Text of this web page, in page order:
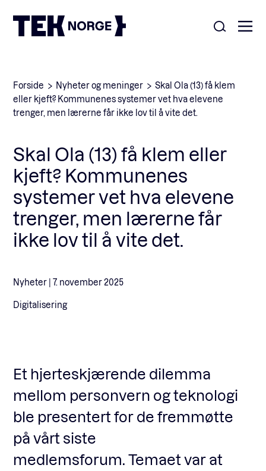
Om oss
Medlemskap
Møteplasser
Kontakt
English
POPULÆRE SØK:
Våre viktigste saker
Medlemskap
Fagforum
Standardavtaler
Nyheter og meninger
Forside Nyheter og meninger
Skal Ola (13) få klem
eller kjeft? Kommunenes systemer vet hva elevene
trenger, men lærerne får ikke lov til å vite det.
Skal Ola (13) få klem eller
kjeft? Kommunenes
systemer vet hva elevene
trenger, men lærerne får
ikke lov til å vite det.
Nyheter | 7. november 2025
Digitalisering
Et hjerteskjærende dilemma
mellom personvern og teknologi
ble presentert for de fremmøtte
på vårt siste
medlemsforum. Temaet var at